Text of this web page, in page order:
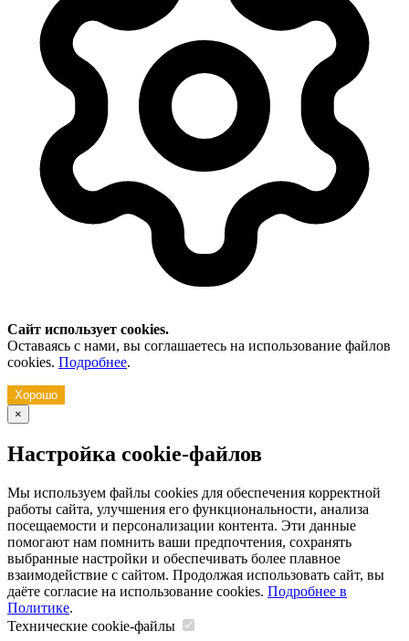
Сайт использует cookies.
Оставаясь с нами, вы соглашаетесь на использование файлов
cookies. Подробнее.
Хорошо
×
Настройка cookie-файлов
Мы используем файлы cookies для обеспечения корректной
работы сайта, улучшения его функциональности, анализа
посещаемости и персонализации контента. Эти данные
помогают нам помнить ваши предпочтения, сохранять
выбранные настройки и обеспечивать более плавное
взаимодействие с сайтом. Продолжая использовать сайт, вы
даёте согласие на использование cookies. Подробнее в
Политике.
Технические cookie-файлы